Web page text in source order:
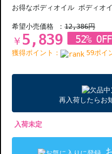
お得なボディオイル ボディオ
希望小売価格 ：12,386円
￥ 5,839 52% OFF
獲得ポイント： 59ポイ
再入荷したらお
入荷未定